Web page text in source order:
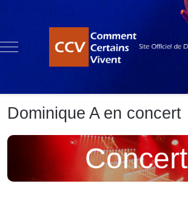
Mobile Menu Toggle
Dominique A en concert
Concert